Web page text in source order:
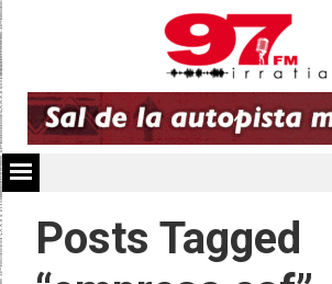
Posts Tagged